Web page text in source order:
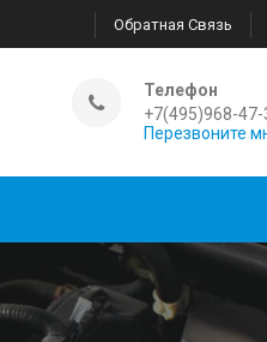
Обратная Связь
Телефон
+7(495)968-47-
Перезвоните